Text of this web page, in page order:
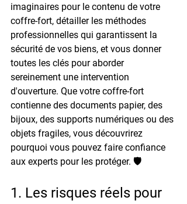
imaginaires pour le contenu de votre
coffre-fort, détailler les méthodes
professionnelles qui garantissent la
sécurité de vos biens, et vous donner
toutes les clés pour aborder
sereinement une intervention
d'ouverture. Que votre coffre-fort
contienne des documents papier, des
bijoux, des supports numériques ou des
objets fragiles, vous découvrirez
pourquoi vous pouvez faire confiance
aux experts pour les protéger. 🛡️
1. Les risques réels pour